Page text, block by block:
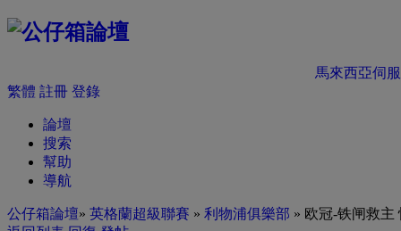
馬來西亞伺
繁體 註冊 登錄
論壇
搜索
幫助
導航
公仔箱論壇» 英格蘭超級聯賽 » 利物浦俱樂部 » 欧冠-铁闸救主